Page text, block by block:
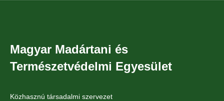
Magyar Madártani és
Természetvédelmi Egyesület
Közhasznú társadalmi szervezet